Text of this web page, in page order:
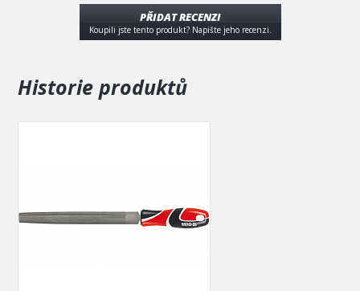
PŘIDAT RECENZI
Koupili jste tento produkt? Napište jeho recenzi.
Historie produktů